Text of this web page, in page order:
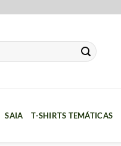
SAIA T-SHIRTS TEMÁTICAS